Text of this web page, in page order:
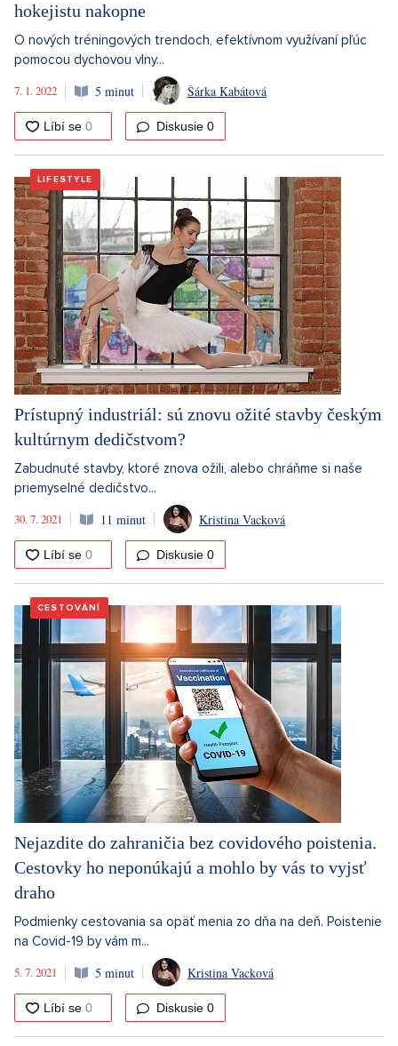
hokejistu nakopne
O nových tréningových trendoch, efektívnom využívaní pľúc
pomocou dychovou vlny...
7. 1. 2022
5 minut Šárka Kabátová
Diskusie 0
LIFESTYLE
Prístupný industriál: sú znovu ožité stavby českým
kultúrnym dedičstvom?
Zabudnuté stavby, ktoré znova ožili, alebo chráňme si naše
priemyselné dedičstvo...
30. 7. 2021
11 minut Kristina Vacková
Diskusie 0
CESTOVÁNÍ
Nejazdite do zahraničia bez covidového poistenia.
Cestovky ho neponúkajú a mohlo by vás to vyjsť
draho
Podmienky cestovania sa opäť menia zo dňa na deň. Poistenie
na Covid-19 by vám m...
5. 7. 2021
5 minut Kristina Vacková
Diskusie 0